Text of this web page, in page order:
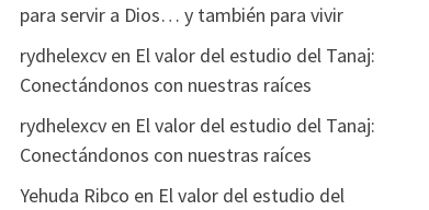
para servir a Dios… y también para vivir
rydhelexcven El valor del estudio del Tanaj:
Conectándonos con nuestras raíces
rydhelexcven El valor del estudio del Tanaj:
Conectándonos con nuestras raíces
Yehuda Ribco en El valor del estudio del